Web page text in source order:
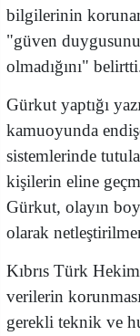
bilgilerinin
"güven
olmadığını"
Gürkut yaptığı
kamuoyunda
sistemlerinde
kişilerin eline
Gürkut, olayın
olarak
Kıbrıs Türk
verilerin
gerekli teknik ve